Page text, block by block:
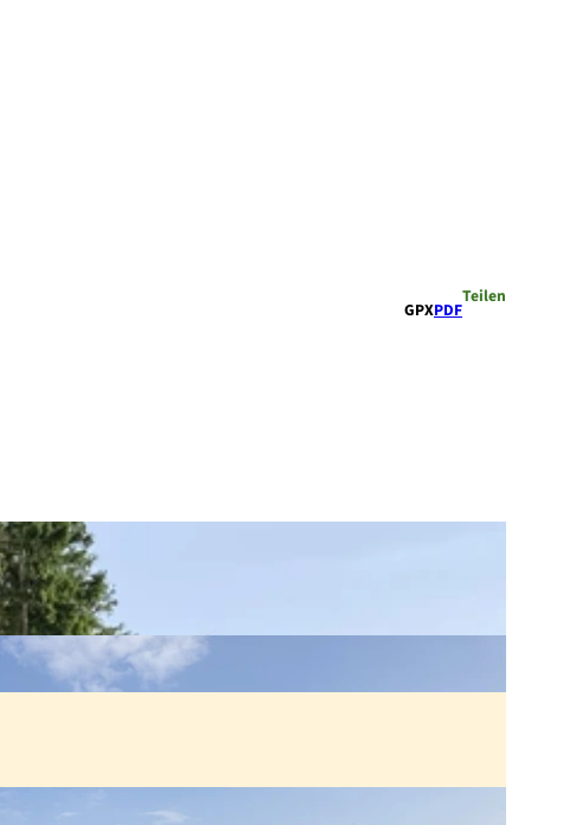
GPXPDF
Teilen